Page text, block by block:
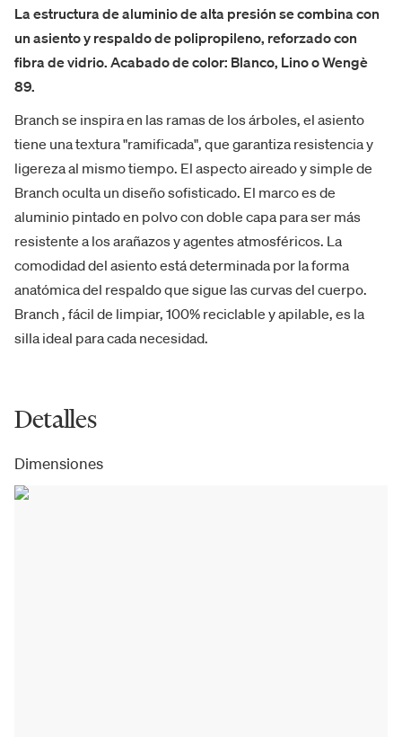
Laestructura de aluminio de alta presión se combina con
un asiento y respaldo de polipropileno, reforzado con
fibra de vidrio. Acabado de color: Blanco, Lino o Wengè
89.
Branch se inspira en las ramas de los árboles, el asiento
tiene una textura "ramificada", que garantiza resistencia y
ligereza al mismo tiempo. El aspecto aireado y simple de
Branch oculta un diseño sofisticado. El marco es de
aluminio pintado en polvo con doble capa para ser más
resistente a los arañazos y agentes atmosféricos. La
comodidad del asiento está determinada por la forma
anatómica del respaldo que sigue las curvas del cuerpo.
Branch , fácil de limpiar, 100% reciclable y apilable, es la
silla ideal para cada necesidad.
Detalles
Dimensiones